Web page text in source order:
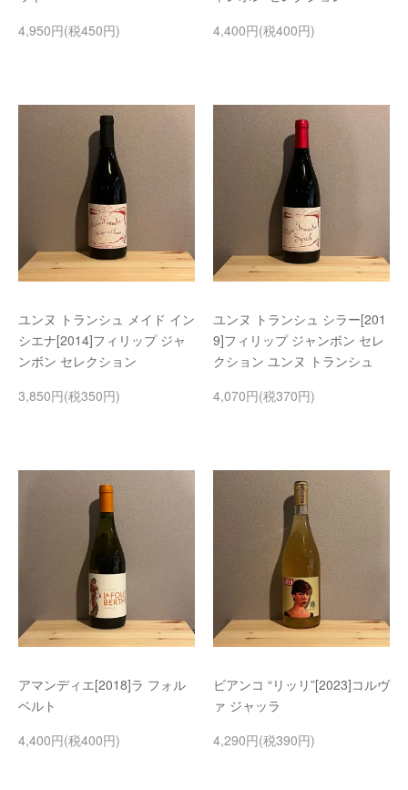
4,950円(税450円)
4,400円(税400円)
ユンヌ トランシュ メイド イン
シエナ[2014]フィリップ ジャ
ンボン セレクション
3,850円(税350円)
ユンヌ トランシュ シラー[201
9]フィリップ ジャンボン セレ
クション ユンヌ トランシュ
4,070円(税370円)
アマンディエ[2018]ラ フォル
ベルト
4,400円(税400円)
ビアンコ “リッリ”[2023]コルヴ
ァ ジャッラ
4,290円(税390円)